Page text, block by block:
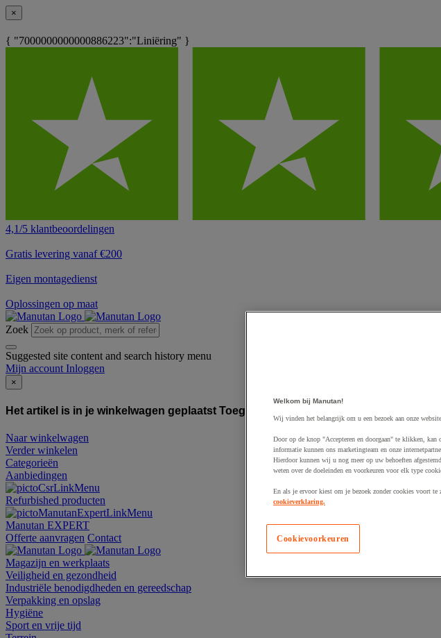
×
{ "7000000000000886223":"Liniëring" }
4,1/5 klantbeoordelingen
Gratis levering vanaf €200
Eigen montagedienst
Oplossingen op maat
Zoek
Suggested site content and search history menu
Mijn account Inloggen
×
Het artikel is in je winkelwagen geplaatst Toegevoegd aan winkelwagen
Naar winkelwagen
Verder winkelen
Categorieën
Aanbiedingen
Refurbished producten
Manutan EXPERT
Offerte aanvragen Contact
Magazijn en werkplaats
Veiligheid en gezondheid
Industriële benodigdheden en gereedschap
Verpakking en opslag
Hygiëne
Sport en vrije tijd
Welkom bij Manutan!
Wij vinden het belangrijk om u een bezoek aan onze
Door op de knop "Accepteren en doorgaan" te klikken,
informatie kunnen ons marketingteam en onze
Hierdoor kunnen wij u nog meer op uw behoeften
weten over de doeleinden en voorkeuren voor elk type
En als je ervoor kiest om je bezoek zonder cookies voort
cookieverklaring.
Cookievoorkeuren